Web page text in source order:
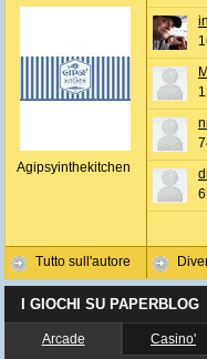
Agipsyinthekitchen
Tutto sull'autore
I GIOCHI SU PAPERBLOG
Arcade Casino'